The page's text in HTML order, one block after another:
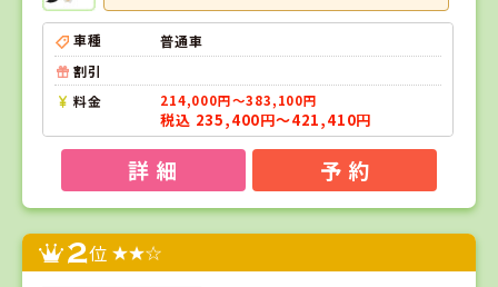
車種
普通車
割引
料金
214,000円～383,100円
税込 235,400円～421,410円
詳 細 予 約
2位